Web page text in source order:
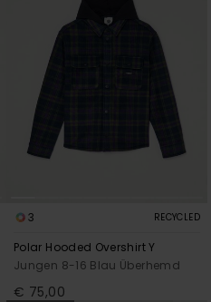
3 RECYCLED
Polar Hooded Overshirt Y
Jungen 8-16 Blau Überhemd
€ 75,00